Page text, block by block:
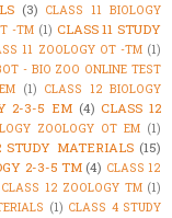
(3) CLASS 11 BIOLOGY
-TM (1) CLASS 11 STUDY
11 ZOOLOGY OT -TM (1)
- BIO ZOO ONLINE TEST
(1) CLASS 12 BIOLOGY
2-3-5 EM (4) CLASS 12
ZOOLOGY OT EM (1)
STUDY MATERIALS (15)
2-3-5 TM (4) CLASS 12
CLASS 12 ZOOLOGY TM (1)
(1) CLASS 4 STUDY